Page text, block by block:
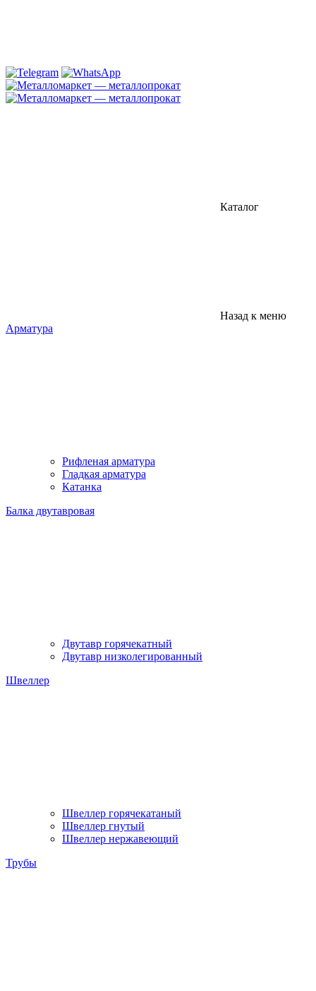
Каталог
Назад к меню
Арматура
Рифленая арматура
Гладкая арматура
Катанка
Балка двутавровая
Двутавр горячекатный
Двутавр низколегированный
Швеллер
Швеллер горячекатаный
Швеллер гнутый
Швеллер нержавеющий
Трубы